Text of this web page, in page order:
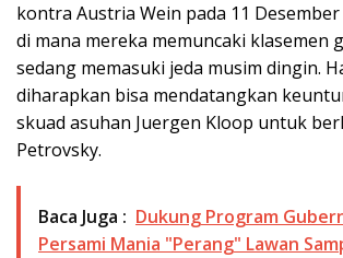
kontra Austria Wein pada 11 Desember
di mana mereka memuncaki klasemen
sedang memasuki jeda musim dingin.
diharapkan bisa mendatangkan
skuad asuhan Juergen Kloop untuk
Petrovsky.
Baca Juga : Dukung Program
Persami Mania "Perang" Lawan